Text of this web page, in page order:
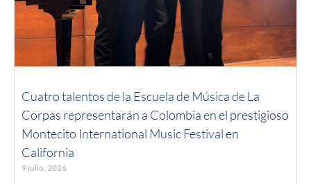
Cuatro talentos de la Escuela de Música de La
Corpas representarán a Colombia en el prestigioso
Montecito International Music Festival en
California
9 julio, 2026